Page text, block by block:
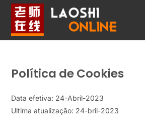
Política de Cookies
Data efetiva: 24-Abril-2023
Ultima atualização: 24-bril-2023